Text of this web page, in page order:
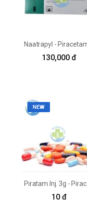
130,000 đ
NEW
Piratam Inj. 3g - Piracetam 200mg Jeil Pharma
10 đ